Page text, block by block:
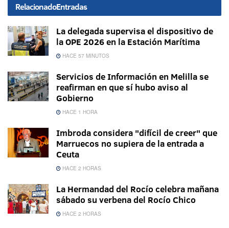
RelacionadoEntradas
La delegada supervisa el dispositivo de
la OPE 2026 en la Estación Marítima
HACE 57 MINUTOS
Servicios de Información en Melilla se
reafirman en que sí hubo aviso al
Gobierno
HACE 1 HORA
Imbroda considera "difícil de creer" que
Marruecos no supiera de la entrada a
Ceuta
HACE 2 HORAS
La Hermandad del Rocío celebra mañana
sábado su verbena del Rocío Chico
HACE 2 HORAS